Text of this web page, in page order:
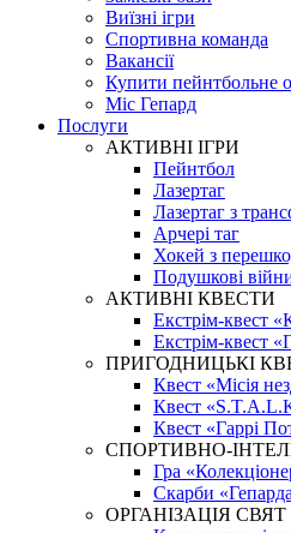
Виїзні ігри
Спортивна команда
Вакансії
Купити пейнтбольне
Міс Гепард
Послуги
АКТИВНІ ІГРИ
Пейнтбол
Лазертаг
Лазертаг з
Арчері таг
Хокей з
Подушкові
АКТИВНІ КВЕСТИ
Екстрім-квест
Екстрім-квест
ПРИГОДНИЦЬКІ
Квест «Місія
Квест
Квест «Гаррі
СПОРТИВНО-
Гра
Скарби
ОРГАНІЗАЦІЯ СВЯТ